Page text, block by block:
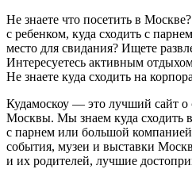
Не знаете что посетить в
с ребенком, куда сходить с
место для свидания? Ищете
Интересуетесь активным
Не знаете куда сходить на
Кудамоскоу — это лучший сайт
Москвы. Мы знаем куда сходить
с парнем или большой
события, музеи и выставки
и их родителей, лучшие